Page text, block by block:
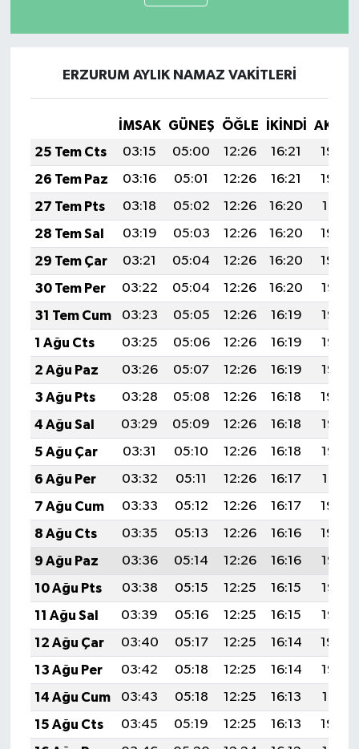
ERZURUM AYLIK NAMAZ VAKITLERI
İMSAK GÜNEŞ ÖĞLE İKINDI
25 Tem Cts
03:15 05:00 12:26 16:21
19:43
26 Tem Paz
03:16 05:01 12:26 16:21
19:42
27 Tem Pts
03:18 05:02 12:26 16:20
19:41
28 Tem Sal
03:19 05:03 12:26 16:20
19:40
29 Tem Çar
03:21 05:04 12:26 16:20
19:39
30 Tem Per
03:22 05:04 12:26 16:20
19:38
31 Tem Cum
03:23 05:05 12:26 16:19
19:37
1 Ağu Cts
03:25 05:06 12:26 16:19
19:36
2 Ağu Paz
03:26 05:07 12:26 16:19
19:35
3 Ağu Pts
03:28 05:08 12:26 16:18
19:34
4 Ağu Sal
03:29 05:09 12:26 16:18
19:33
5 Ağu Çar
03:31 05:10 12:26 16:18
19:32
6 Ağu Per
03:32 05:11 12:26 16:17
19:31
7 Ağu Cum
03:33 05:12 12:26 16:17
19:30
8 Ağu Cts
03:35 05:13 12:26 16:16
19:29
9 Ağu Paz
03:36 05:14 12:26 16:16
19:27
10 Ağu Pts
03:38 05:15 12:25 16:15
19:26
11 Ağu Sal
03:39 05:16 12:25 16:15
19:25
12 Ağu Çar
03:40 05:17 12:25 16:14
19:24
13 Ağu Per
03:42 05:18 12:25 16:14
19:22
14 Ağu Cum
03:43 05:18 12:25 16:13
19:21
15 Ağu Cts
03:45 05:19 12:25 16:13
19:20